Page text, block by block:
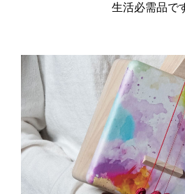
生活必需品で